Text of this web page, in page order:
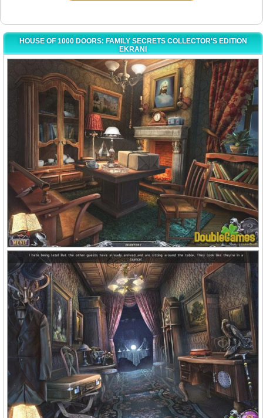
HOUSE OF 1000 DOORS: FAMILY SECRETS COLLECTOR'S EDITION
EKRANI